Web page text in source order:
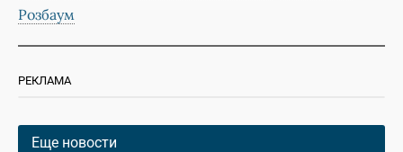
Розбаум
РЕКЛАМА
Еще новости